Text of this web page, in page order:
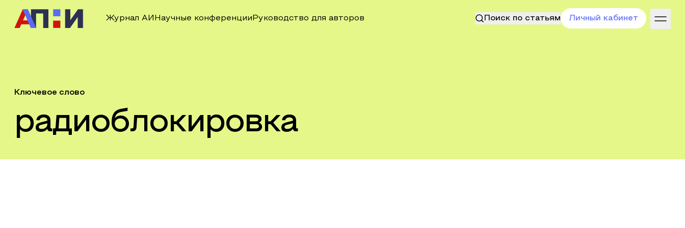
Журнал АИ Научные конференции Руководство для авторов Поиск по статьям Личный кабинет
Ключевое слово
радиоблокировка